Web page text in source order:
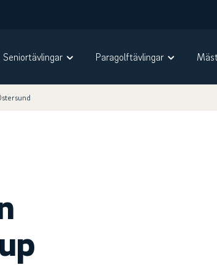
Seniortävlingar Paragolftävlingar